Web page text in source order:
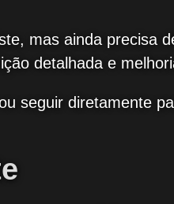
mas ainda precisa
detalhada e
seguir diretamente